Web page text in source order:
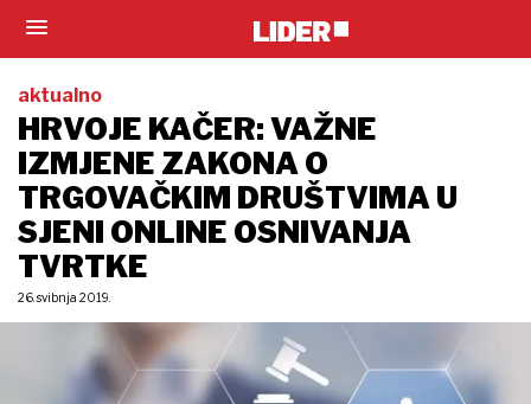
aktualno
HRVOJE KAČER: VAŽNE
IZMJENE ZAKONA O
TRGOVAČKIM DRUŠTVIMA U
SJENI ONLINE OSNIVANJA
TVRTKE
26. svibnja 2019.